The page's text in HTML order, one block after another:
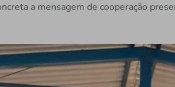
a mensagem de cooperação